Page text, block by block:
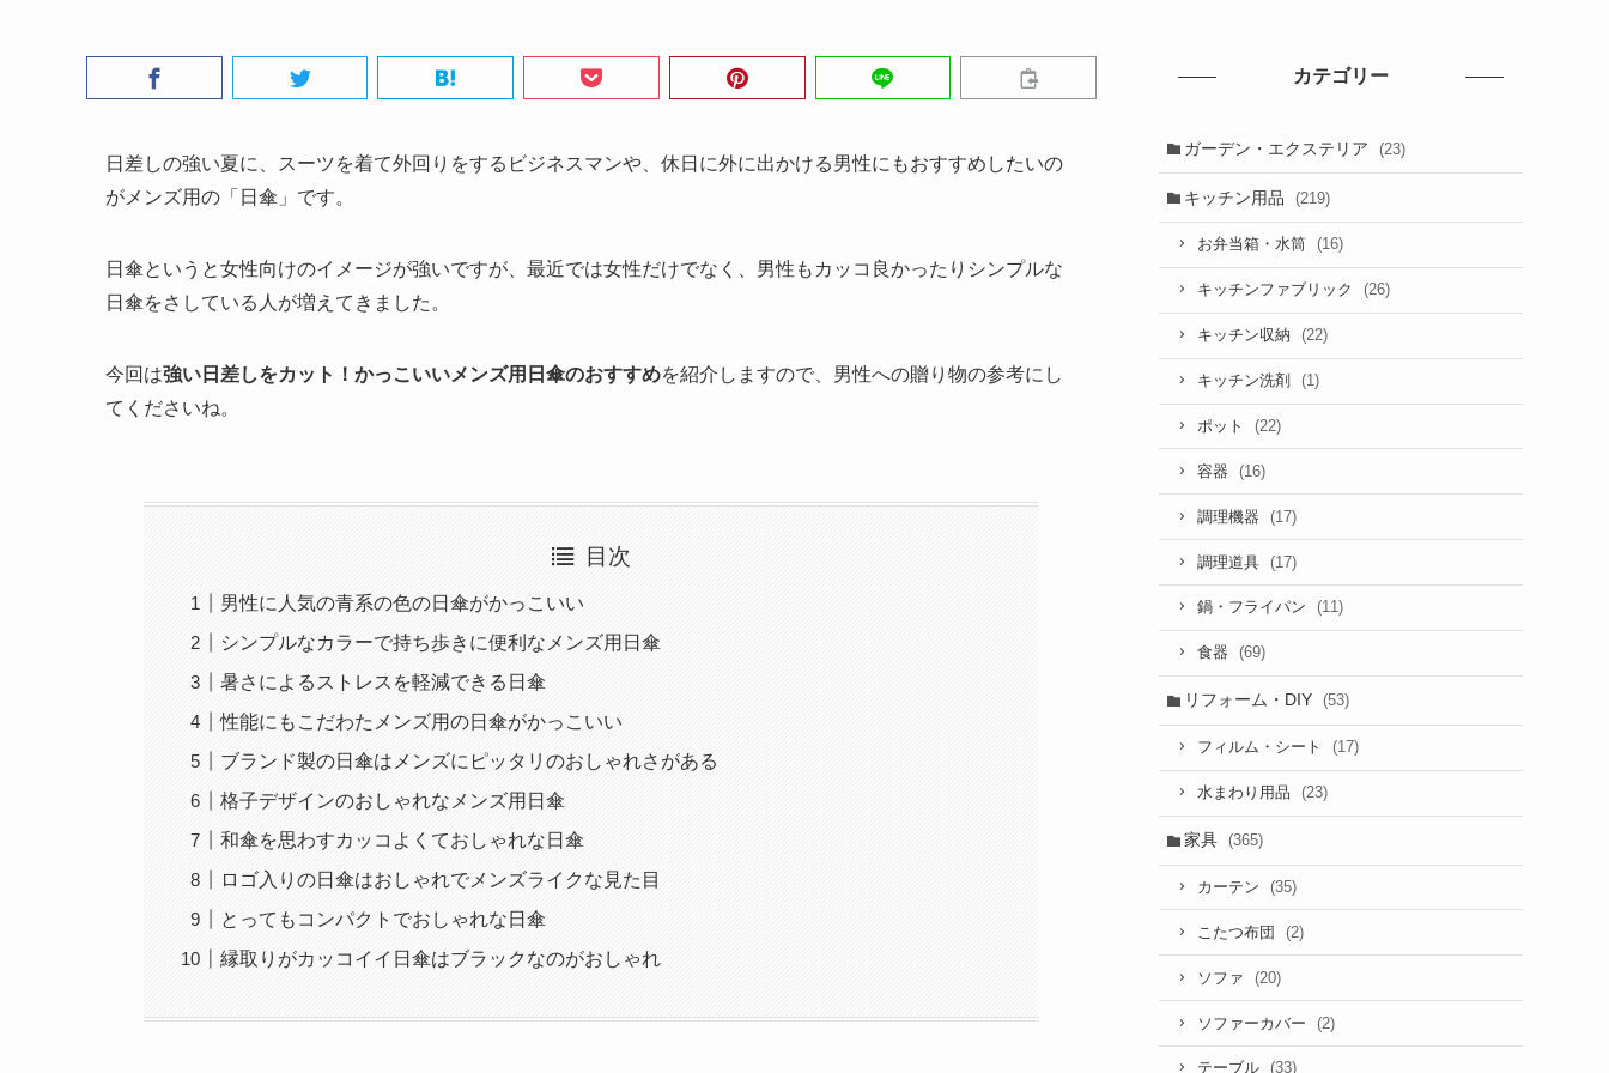
日差しの強い夏に、スーツを着て外回りをするビジネスマンや、休日に外に出かける男性にもおすすめしたいの
がメンズ用の「日傘」です。
日傘というと女性向けのイメージが強いですが、最近では女性だけでなく、男性もカッコ良かったりシンプルな
日傘をさしている人が増えてきました。
今回は強い日差しをカット！かっこいいメンズ用日傘のおすすめを紹介しますので、男性への贈り物の参考にし
てくださいね。
目次
男性に人気の青系の色の日傘がかっこいい
シンプルなカラーで持ち歩きに便利なメンズ用日傘
暑さによるストレスを軽減できる日傘
性能にもこだわたメンズ用の日傘がかっこいい
ブランド製の日傘はメンズにピッタリのおしゃれさがある
格子デザインのおしゃれなメンズ用日傘
和傘を思わすカッコよくておしゃれな日傘
ロゴ入りの日傘はおしゃれでメンズライクな見た目
とってもコンパクトでおしゃれな日傘
縁取りがカッコイイ日傘はブラックなのがおしゃれ
カテゴリー
ガーデン・エクステリア (23)
キッチン用品 (219)
お弁当箱・水筒 (16)
キッチンファブリック (26)
キッチン収納 (22)
キッチン洗剤 (1)
ポット (22)
容器 (16)
調理機器 (17)
調理道具 (17)
鍋・フライパン (11)
食器 (69)
リフォーム・DIY (53)
フィルム・シート (17)
水まわり用品 (23)
家具 (365)
カーテン (35)
こたつ布団 (2)
ソファ (20)
ソファーカバー (2)
テーブル (33)